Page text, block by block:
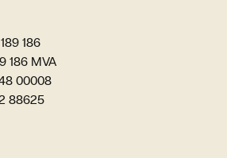
186
186 MVA
00008
88625